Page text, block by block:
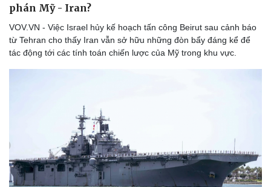
Doanh nghiệp
Công nghệ
phán Mỹ - Iran?
VOV.VN - Việc Israel hủy kế hoạch tấn công Beirut sau cảnh báo
từ Tehran cho thấy Iran vẫn sở hữu những đòn bẩy đáng kể để
tác động tới các tính toán chiến lược của Mỹ trong khu vực.